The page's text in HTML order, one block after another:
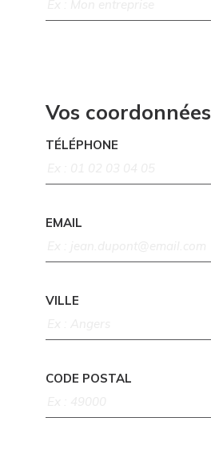
Vos coordonnées
TÉLÉPHONE
EMAIL
VILLE
CODE POSTAL